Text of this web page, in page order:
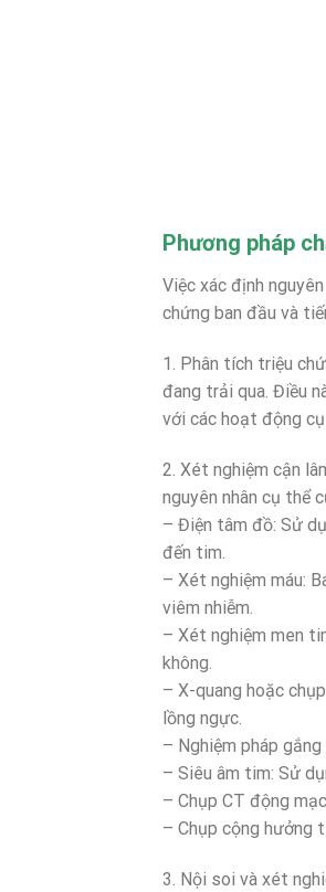
Phương pháp
Việc xác định
chứng ban đầu và
1. Phân tích triệu
đang trải qua. Điều
với các hoạt động
2. Xét nghiệm cận
nguyên nhân cụ thể
– Điện tâm đồ: Sử
đến tim.
– Xét nghiệm máu:
viêm nhiễm.
– Xét nghiệm men
không.
– X-quang hoặc
lồng ngực.
– Nghiệm pháp
– Siêu âm tim: Sử
– Chụp CT động
– Chụp cộng hưởng
3. Nội soi và xét